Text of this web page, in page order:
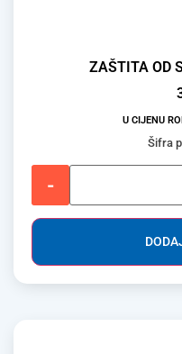
ZAŠTITA OD
U CIJENU
Šifra
-